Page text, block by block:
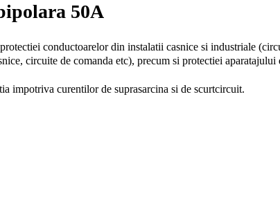
50A
conductoarelor din instalatii casnice si industriale
circuite de comanda etc), precum si protectiei aparatajului
impotriva curentilor de suprasarcina si de scurtcircuit.